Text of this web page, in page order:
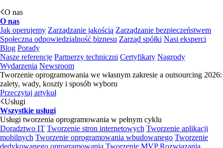
O nas
O nas
Jak operujemy Zarządzanie jakością Zarządzanie bezpieczeństwem
Społeczna odpowiedzialność biznesu Zarząd spółki Nasi eksperci
Blog Porady
Nasze referencje Partnerzy techniczni Certyfikaty Nagrody
Wydarzenia Newsroom
Tworzenie oprogramowania we własnym zakresie a outsourcing 2026:
zalety, wady, koszty i sposób wyboru
Przeczytaj artykuł
Usługi
Wszystkie usługi
Usługi tworzenia oprogramowania w pełnym cyklu
Doradztwo IT Tworzenie stron internetowych Tworzenie aplikacji
mobilnych Tworzenie oprogramowania wbudowanego Tworzenie
dedykowanego oprogramowania Tworzenie MVP Rozwiązania